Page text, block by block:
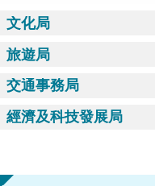
文化局
旅遊局
交通事務局
經濟及科技發展局